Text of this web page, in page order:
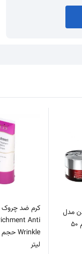
مدل
اکسپرت ایج حجم 50
کرم ضد
Anti
لیتر